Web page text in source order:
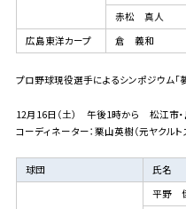
赤松 真人
広島東洋カープ
倉 義和
プロ野球現役選手によるシンポジウム「
12月16日（土） 午後1時から 松江市
コーディネーター：栗山英樹（元ヤクルト
球団 氏名
平野